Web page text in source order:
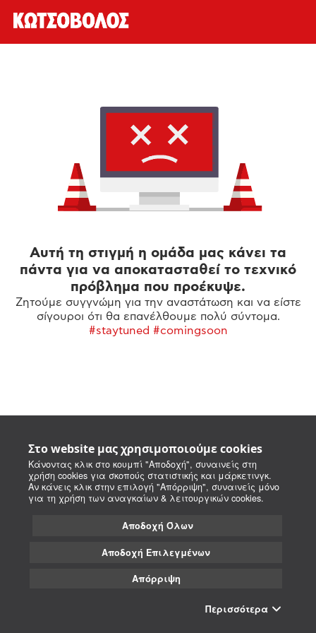
Στο website μας χρησιμοποιούμε cookies
Κάνοντας κλικ στο κουμπί "Αποδοχή", συναινείς στη
χρήση cookies για σκοπούς στατιστικής και μάρκετινγκ.
Αν κάνεις κλικ στην επιλογή "Απόρριψη", συναινείς μόνο
για τη χρήση των αναγκαίων & λειτουργικών cookies.
Αποδοχή Όλων
Αποδοχή Επιλεγμένων
Απόρριψη
Περισσότερα
Αυτή τη στιγμή η ομάδα μας κάνει τα
πάντα για να αποκατασταθεί το τεχνικό
πρόβλημα που προέκυψε.
Ζητούμε συγγνώμη για την αναστάτωση και να είστε
σίγουροι ότι θα επανέλθουμε πολύ σύντομα.
#staytuned #comingsoon